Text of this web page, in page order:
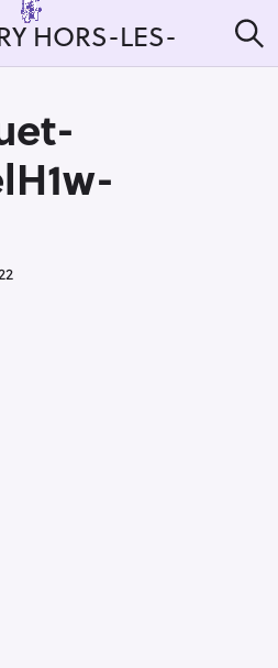
HORS-LES-
e